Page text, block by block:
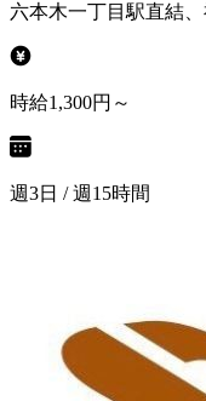
六本木一丁目駅直結
時給1,300円～
週3日 / 週15時間